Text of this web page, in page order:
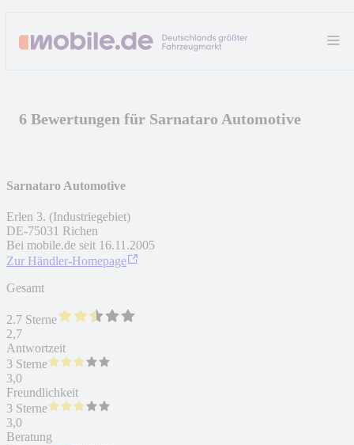
6 Bewertungen für Sarnataro Automotive
Sarnataro Automotive
Erlen 3. (Industriegebiet)
DE-75031 Richen
Bei mobile.de seit 16.11.2005
Zur Händler-Homepage
Gesamt
2.7 Sterne
2,7
Antwortzeit
3 Sterne
3,0
Freundlichkeit
3 Sterne
3,0
Beratung